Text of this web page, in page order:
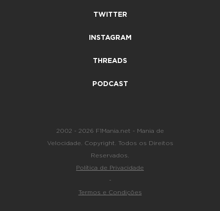
TWITTER
INSTAGRAM
THREADS
PODCAST
2002 - 2026 F1Mania.net - Mania de
Velocidade. Copyright. Todos os Direitos
Reservados.
Política de Privacidade
-
Termos e Condições